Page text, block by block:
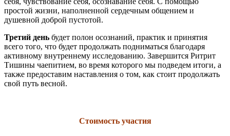
простой жизни, наполненной сердечным общением и
душевной доброй пустотой.
Третий день будет полон осознаний, практик и принятия
всего того, что будет продолжать подниматься благодаря
активному внутреннему исследованию. Завершится Ритрит
Тишины чаепитием, во время которого мы подведем итоги, а
также предоставим наставления о том, как стоит продолжать
свой путь весной.
Стоимость участия